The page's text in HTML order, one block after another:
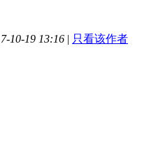
10-19 13:16 | 只看该作者